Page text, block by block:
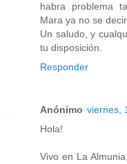
habra problema
Mara ya no se
Un saludo, y
tu disposición.
Responder
Anónimo viernes,
Hola!
Vivo en La